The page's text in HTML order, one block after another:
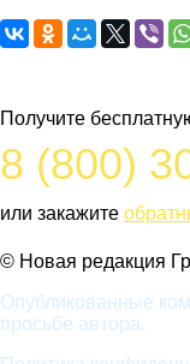
Получите
8 (800)
или закажите
© Новая редакция
Опубликованные
просьбе автора.